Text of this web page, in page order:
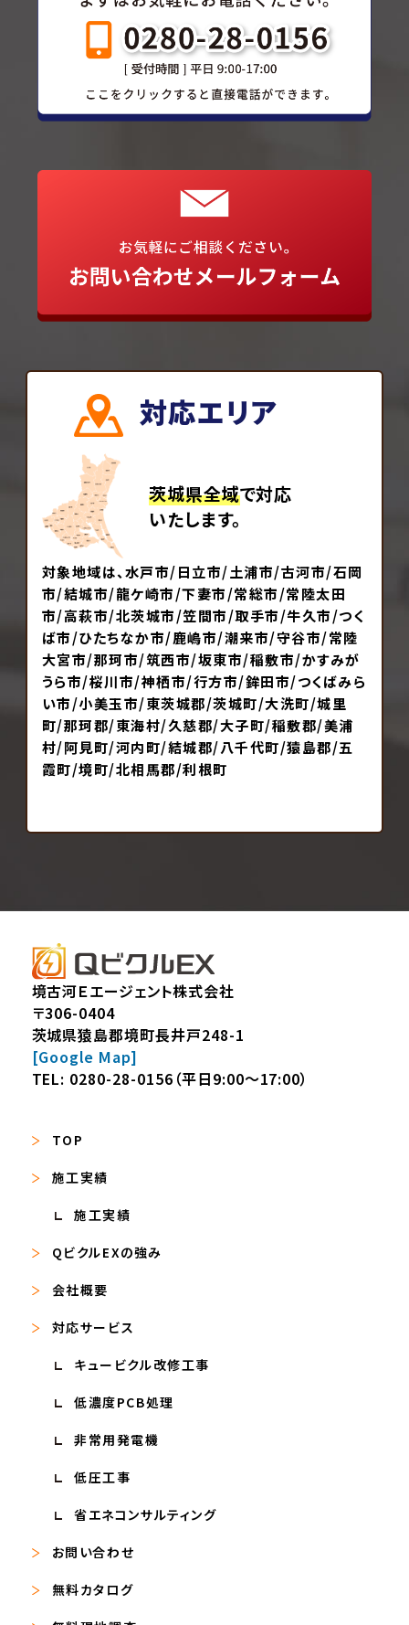
対応エリア
茨城県全域で対応
いたします。
対象地域は、水戸市/日立市/土浦市/古河市/石岡
市/結城市/龍ケ崎市/下妻市/常総市/常陸太田
市/高萩市/北茨城市/笠間市/取手市/牛久市/つく
ば市/ひたちなか市/鹿嶋市/潮来市/守谷市/常陸
大宮市/那珂市/筑西市/坂東市/稲敷市/かすみが
うら市/桜川市/神栖市/行方市/鉾田市/つくばみら
い市/小美玉市/東茨城郡/茨城町/大洗町/城里
町/那珂郡/東海村/久慈郡/大子町/稲敷郡/美浦
村/阿見町/河内町/結城郡/八千代町/猿島郡/五
霞町/境町/北相馬郡/利根町
境古河Ｅエージェント株式会社
〒306-0404
茨城県猿島郡境町長井戸248-1
[Google Map]
TEL: 0280-28-0156 （平日9:00～17:00）
TOP
施工実績
施工実績
QビクルEXの強み
会社概要
対応サービス
キュービクル改修工事
低濃度PCB処理
非常用発電機
低圧工事
省エネコンサルティング
お問い合わせ
無料カタログ